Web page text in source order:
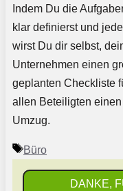
Indem Du die
klar definierst und
wirst Du dir selbst,
Unternehmen einen
geplanten Checkliste
allen Beteiligten
Umzug.
Schlagwörter
Büro
DANKE,